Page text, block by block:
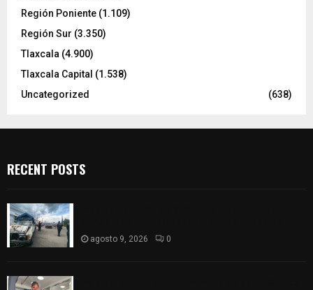
Región Poniente (1.109)
Región Sur (3.350)
Tlaxcala (4.900)
Tlaxcala Capital (1.538)
Uncategorized
(638)
RECENT POSTS
agosto 9, 2026 0